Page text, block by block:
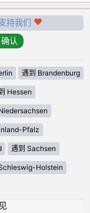
持我们
遇到 Brandenburg
Hessen
Pfalz
遇到 Sachsen
Holstein